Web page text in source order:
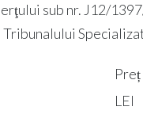
sub nr. J12/
LEI